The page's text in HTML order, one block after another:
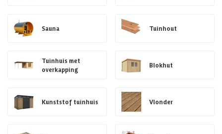
Sauna Tuinhout
Tuinhuis met
overkapping
Blokhut
Kunststof tuinhuis Vlonder